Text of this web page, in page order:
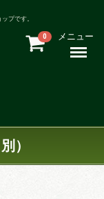
プです。
0 メニュー
Menu
）